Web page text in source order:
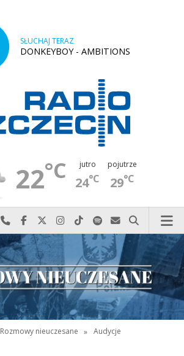
SŁUCHAJ TERAZ
DONKEYBOY - AMBITIONS
22°C jutro
24°C
pojutrze
29°C
Najlepiej po prostu do nas zadzwoń
Odwiedź nas na Facebook-u
Odwiedź nas na X
Odwiedź nas na Instagram-ie
Odwiedź nas na TikTok-u
Szukaj nas na Spotify
Wyślij do nas
Szukaj
Rozmowy nieuczesane » Audycje